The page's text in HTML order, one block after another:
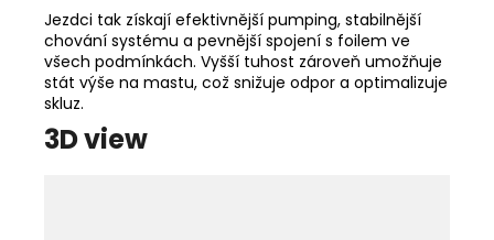
Jezdci tak získají efektivnější pumping, stabilnější
chování systému a pevnější spojení s foilem ve
všech podmínkách. Vyšší tuhost zároveň umožňuje
stát výše na mastu, což snižuje odpor a optimalizuje
skluz.
3D view